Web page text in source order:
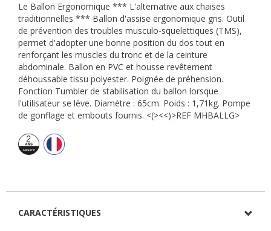
Le Ballon Ergonomique *** L'alternative aux chaises
traditionnelles *** Ballon d'assise ergonomique gris. Outil
de prévention des troubles musculo-squelettiques (TMS),
permet d'adopter une bonne position du dos tout en
renforçant les muscles du tronc et de la ceinture
abdominale. Ballon en PVC et housse revêtement
déhoussable tissu polyester. Poignée de préhension.
Fonction Tumbler de stabilisation du ballon lorsque
l'utilisateur se lève. Diamètre : 65cm. Poids : 1,71kg. Pompe
de gonflage et embouts fournis. <(><<)>REF MHBALLG>
CARACTÉRISTIQUES